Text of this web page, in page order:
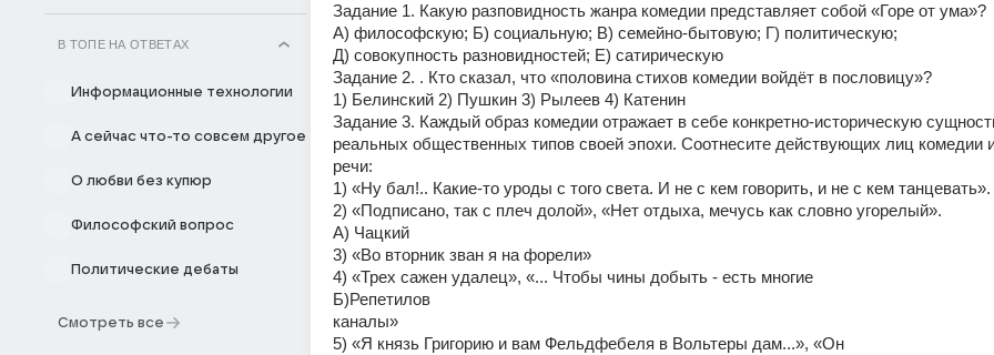
В ТОПЕ НА ОТВЕТАХ
Информационные технологии
А сейчас что-то совсем другое
О любви без купюр
Философский вопрос
Политические дебаты
Смотреть все
Задание 1. Какую разповидность жанра комедии представляет собой «Горе от ума»?
А) философскую; Б) социальную; В) семейно-бытовую; Г) политическую;
Д) совокупность разновидностей; Е) сатирическую
Задание 2. . Кто сказал, что «половина стихов комедии войдёт в пословицу»?
1) Белинский 2) Пушкин 3) Рылеев 4) Катенин
Задание 3. Каждый образ комедии отражает в себе конкретно-историческую
реальных общественных типов своей эпохи. Соотнесите действующих лиц комедии
речи:
1) «Ну бал!.. Какие-то уроды с того света. И не с кем говорить, и не с кем танцевать».
2) «Подписано, так с плеч долой», «Нет отдыха, мечусь как словно угорелый».
А) Чацкий
3) «Во вторник зван я на форели»
4) «Трех сажен удалец», «... Чтобы чины добыть - есть многие
Б)Репетилов
каналы»
5) «Я князь Григорию и вам Фельдфебеля в Вольтеры дам...», «Он